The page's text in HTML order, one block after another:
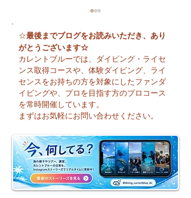
🌈 海の上に広がる虹♪
☆最後までブログをお読みいただき、あり
がとうございます☆
カレントブルーでは、ダイビング・ライセ
ンス取得コースや、体験ダイビング、ライ
センスをお持ちの方を対象にしたファンダ
イビングや、プロを目指す方のプロコース
を常時開催しています。
まずはお気軽にお問い合わせください。